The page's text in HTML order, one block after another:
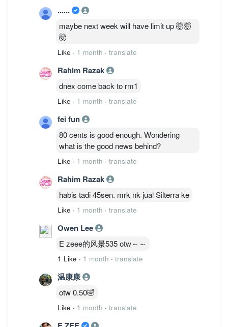
......
maybe next week will have limit up 🤯🤯
🤯
Like · 1 month · translate
Rahim Razak
dnex come back to rm1
Like · 1 month · translate
fei fun
80 cents is good enough. Wondering
what is the good news behind?
Like · 1 month · translate
Rahim Razak
habis tadi 45sen. mrk nk jual Silterra ke
Like · 1 month · translate
Owen Lee
E zeee的风景535 otw～～
1 Like · 1 month · translate
温康康
otw 0.50🤣
Like · 1 month · translate